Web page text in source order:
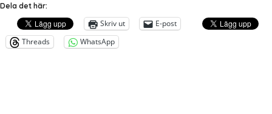
Dela det här:
Skriv ut
E-post
Threads
WhatsApp